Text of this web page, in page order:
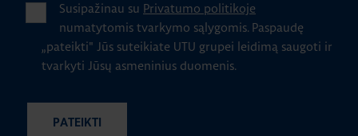
Susipažinau su Privatumo politikoje
numatytomis tvarkymo sąlygomis. Paspaudę
„pateikti" Jūs suteikiate UTU grupei leidimą saugoti ir
tvarkyti Jūsų asmeninius duomenis.